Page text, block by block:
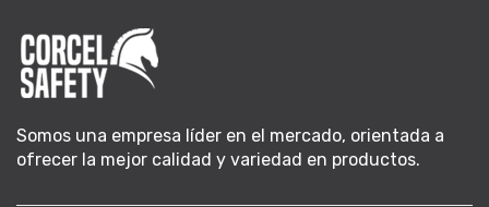
Somos una empresa líder en el mercado, orientada a
ofrecer la mejor calidad y variedad en productos.